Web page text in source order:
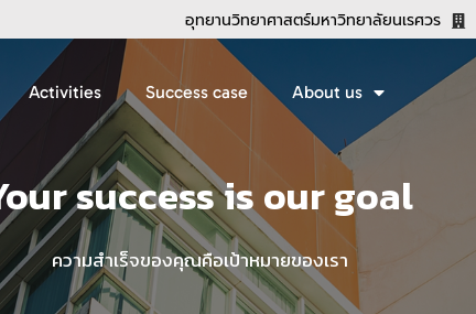
อุทยานวิทยาศาสตร์มหาวิทยาลัยนเรศวร
Activities Success case About us